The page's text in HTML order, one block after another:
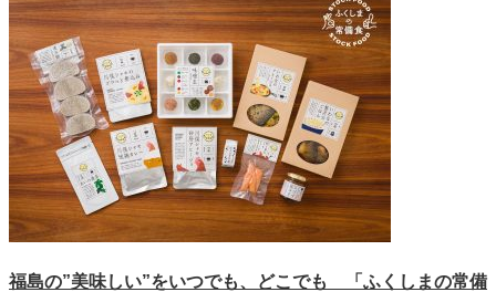
福島の”美味しい”をいつでも、どこでも 「ふくしまの常備